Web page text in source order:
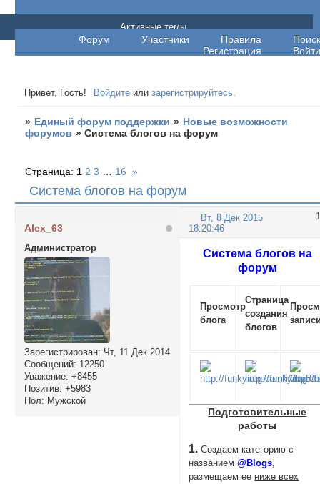
Единый форум поддержки
Форум Участники Правила
Поиск
Регистрация
Войти
Активные темы
Привет, Гость! Войдите илизарегистрируйтесь.
» Единый форум поддержки » Новые возможности
форумов »Система блогов на форум
Система блогов на форум
Страница: 1 2 3 16 »
1
Вт, 8 Дек 2015
18:20:46
Alex_63
Администратор
Зарегистрирован: Чт, 11 Дек 2014
Сообщений: 12250
Уважение: +8455
Позитив: +5983
Пол: Мужской
Система блогов на
форум
Просмотр
блога
Страница
создания
блогов
Подготовительные
работы
1. Создаем категорию с
названием@Blogs,
размещаем ее ниже всех